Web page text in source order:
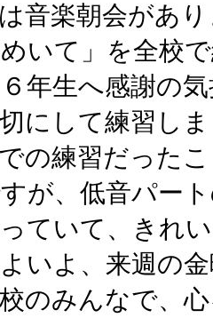
音楽朝会があり
いて」を全校
年生へ感謝の
にして練習し
の練習だった
が、低音パー
ていて、きれ
いよ、来週の
のみんなで、